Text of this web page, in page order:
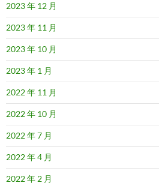
2023 年 12 月
2023 年 11 月
2023 年 10 月
2023 年 1 月
2022 年 11 月
2022 年 10 月
2022 年 7 月
2022 年 4 月
2022 年 2 月